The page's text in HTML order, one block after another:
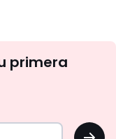
primera
OK